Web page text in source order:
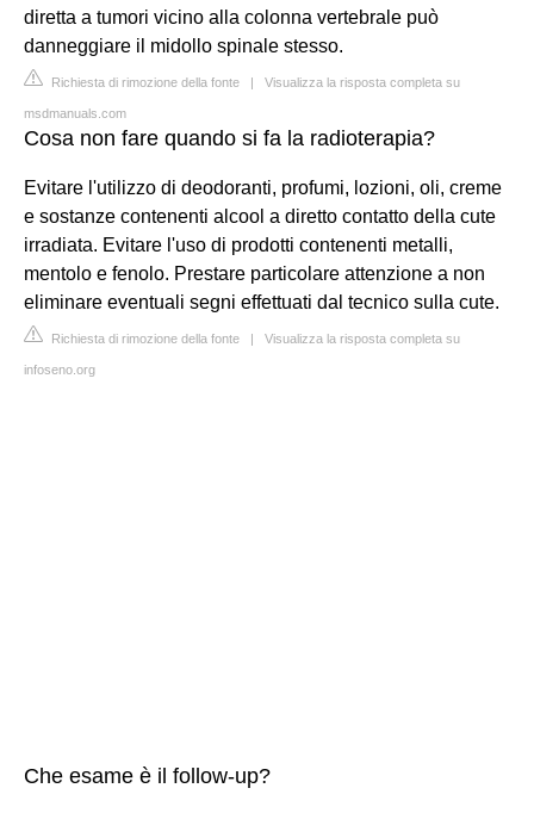
diretta a tumori vicino alla colonna vertebrale può
danneggiare il midollo spinale stesso.
Richiesta di rimozione della fonte | Visualizza la risposta completa su
msdmanuals.com
Cosa non fare quando si fa la radioterapia?
Evitare l'utilizzo di deodoranti, profumi, lozioni, oli, creme
e sostanze contenenti alcool a diretto contatto della cute
irradiata. Evitare l'uso di prodotti contenenti metalli,
mentolo e fenolo. Prestare particolare attenzione a non
eliminare eventuali segni effettuati dal tecnico sulla cute.
Richiesta di rimozione della fonte | Visualizza la risposta completa su
infoseno.org
Che esame è il follow-up?